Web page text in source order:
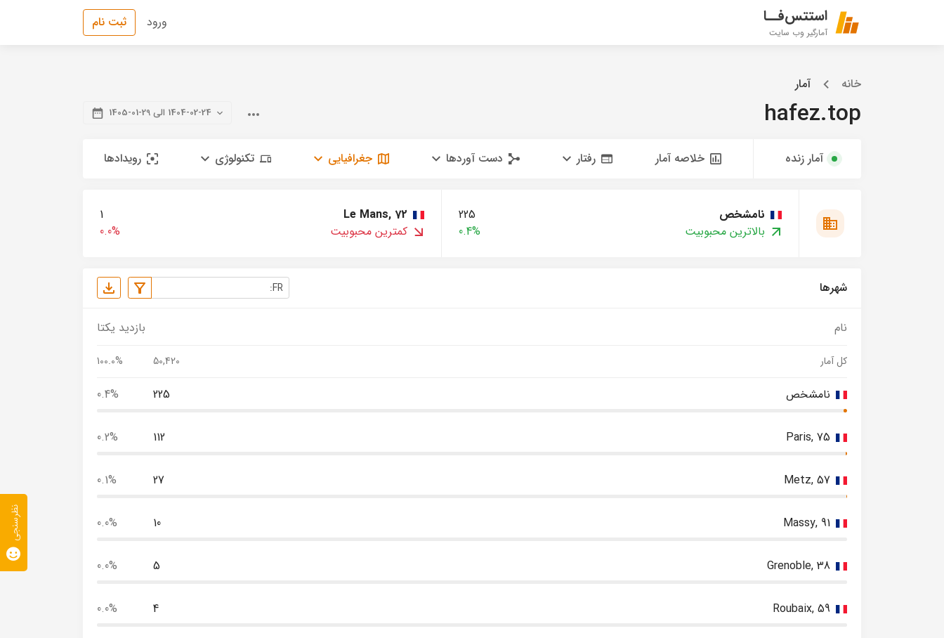
استتس‌فــا
آمارگیر وب سایت
ورود ثبت نام
خانه آمار
hafez.top 1404-02-24 الی 29-01-1405
آمار زنده خلاصه آمار رفتار دست آوردها جغرافیایی تکنولوژی رویدادها
نامشخص
225
بالاترین محبوبیت
0.4%
Le Mans, 72
1
کمترین محبوبیت
0.0%
شهرها
نام بازدید یکتا
کل آمار 50,420
100.0%
نامشخص 225
0.4%
Paris, 75
112
0.2%
Metz, 57
27
0.1%
Massy, 91
10
0.0%
Grenoble, 38
5
0.0%
Roubaix, 59
4
0.0%
نظرسنجی